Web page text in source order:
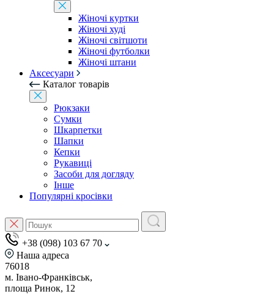
Жіночі куртки
Жіночі худі
Жіночі світшоти
Жіночі футболки
Жіночі штани
Аксесуари
Каталог товарів
Рюкзаки
Сумки
Шкарпетки
Шапки
Кепки
Рукавиці
Засоби для догляду
Інше
Популярні кросівки
+38 (098) 103 67 70
Наша адреса
76018
м. Івано-Франківськ,
площа Ринок, 12